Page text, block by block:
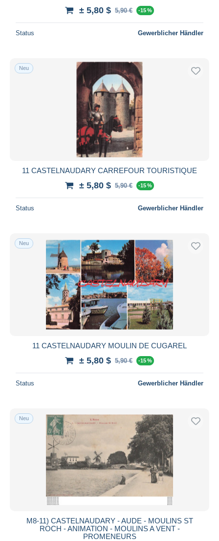
± 5,80 $ 5,90 € -15 %
Status Gewerblicher Händler
Neu
11 CASTELNAUDARY CARREFOUR TOURISTIQUE
± 5,80 $ 5,90 € -15 %
Status Gewerblicher Händler
Neu
11 CASTELNAUDARY MOULIN DE CUGAREL
± 5,80 $ 5,90 € -15 %
Status Gewerblicher Händler
Neu
M8-11) CASTELNAUDARY - AUDE - MOULINS ST
ROCH - ANIMATION - MOULINS A VENT -
PROMENEURS